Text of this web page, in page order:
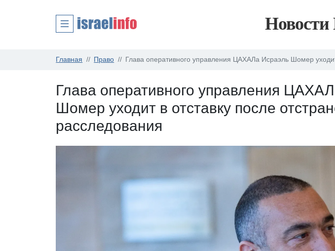
Новости
Главная Право Глава оперативного управления ЦАХАЛа Исраэль Шомер
Глава оперативного управления
Шомер уходит в отставку после
расследования